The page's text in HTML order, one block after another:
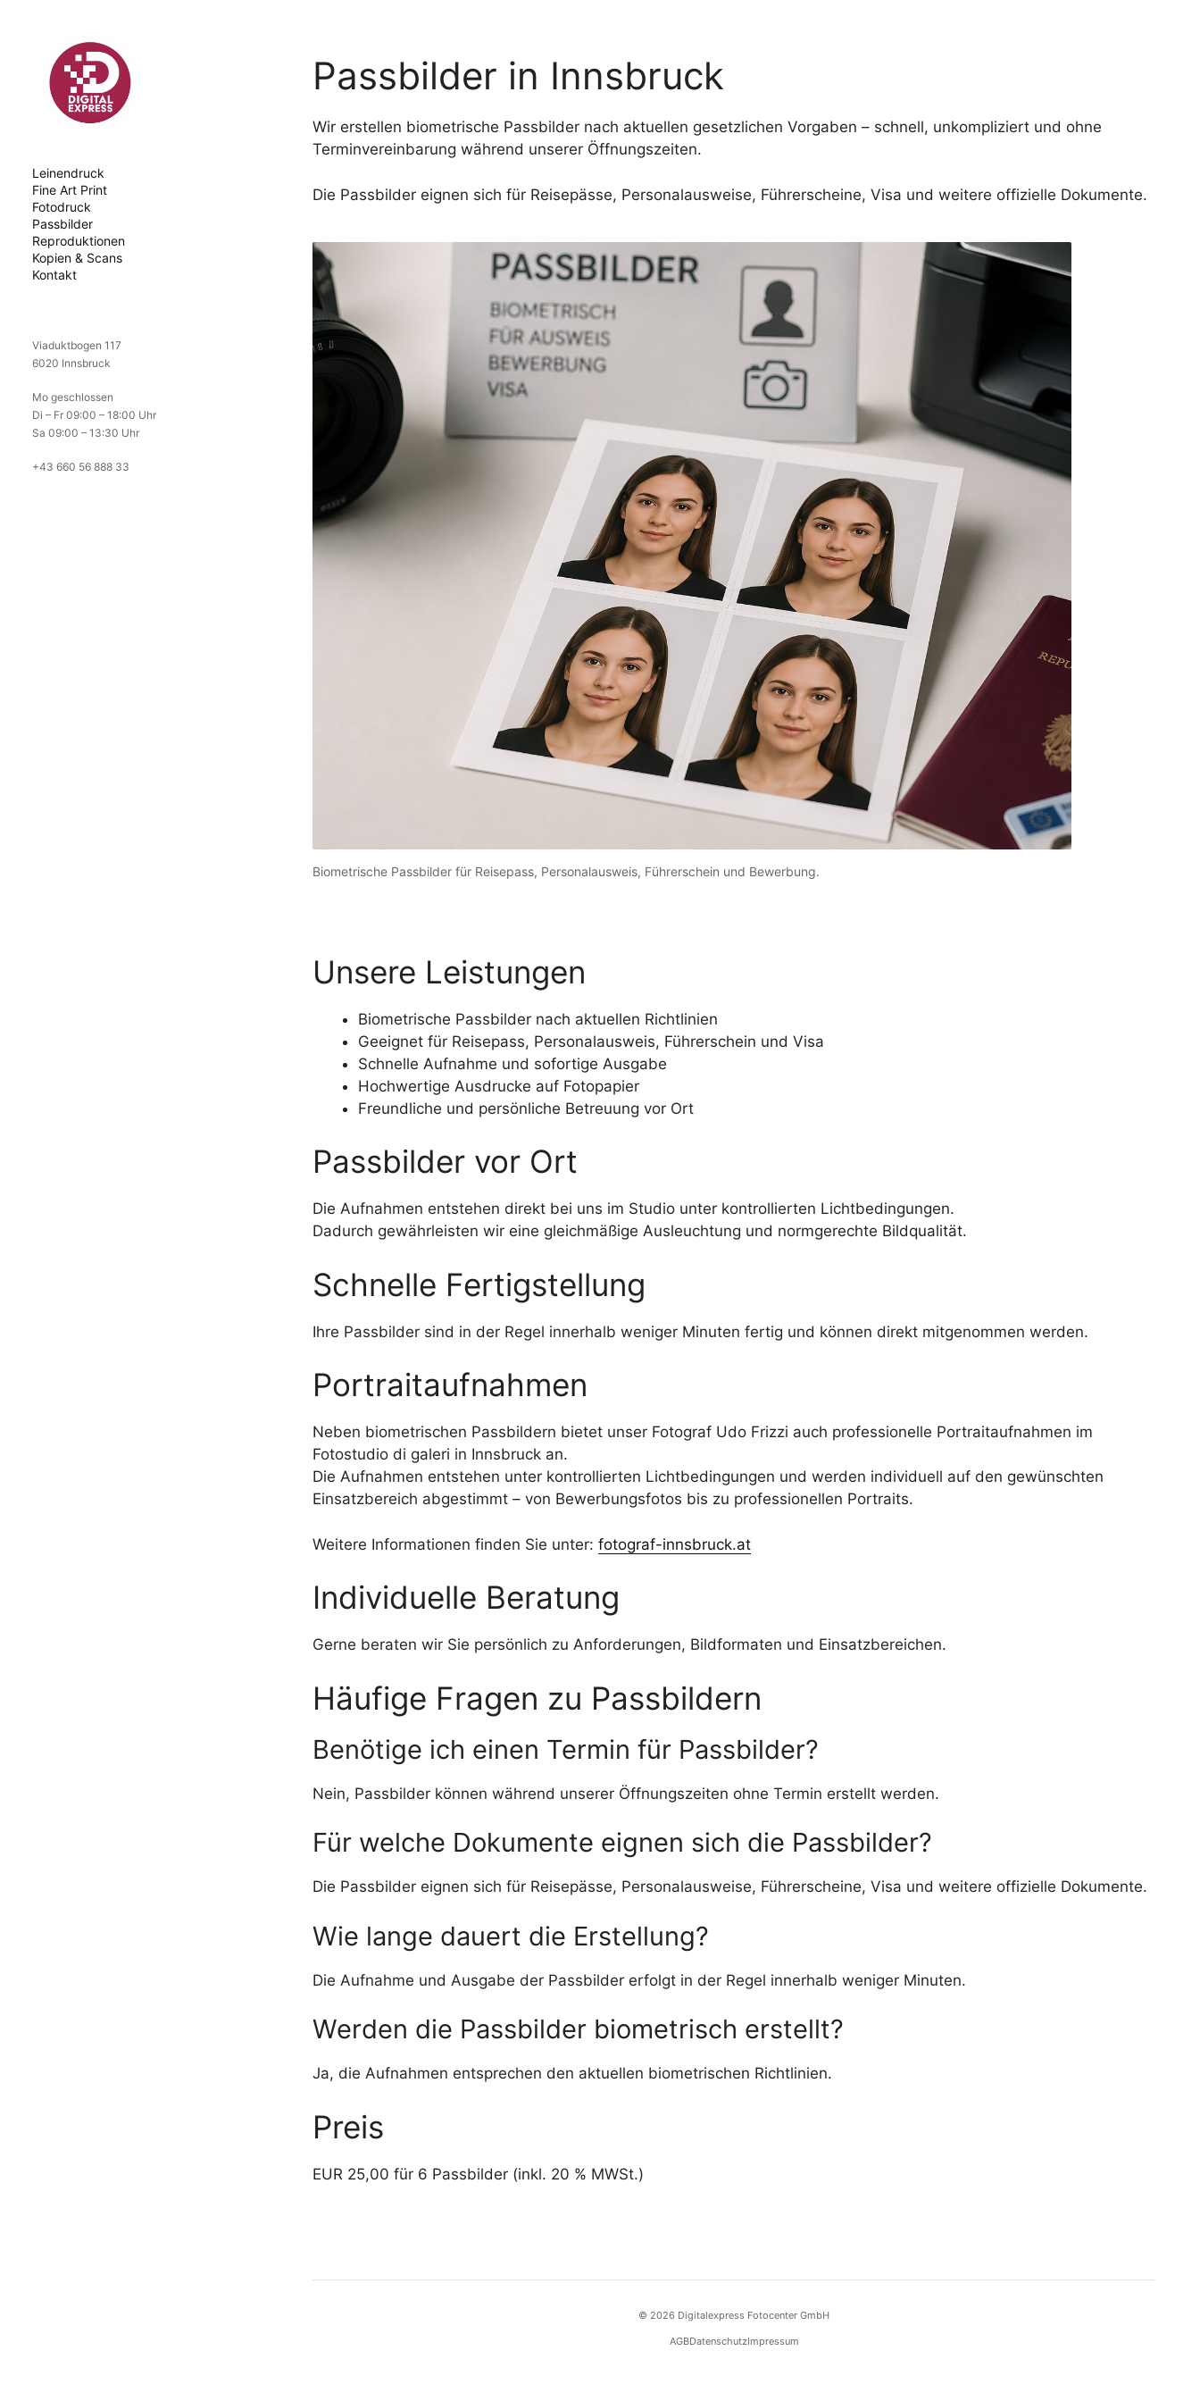
springen
Leinendruck
Fine Art Print
Fotodruck
Passbilder
Reproduktionen
Kopien & Scans
Kontakt
Viaduktbogen 117
6020 Innsbruck
Mo geschlossen
Di – Fr 09:00 – 18:00 Uhr
Sa 09:00 – 13:30 Uhr
+43 660 56 888 33
Passbilder in Innsbruck
Wir erstellen biometrische Passbilder nach aktuellen gesetzlichen Vorgaben – schnell, unkompliziert und ohne
Terminvereinbarung während unserer Öffnungszeiten.
Die Passbilder eignen sich für Reisepässe, Personalausweise, Führerscheine, Visa und weitere offizielle Dokumente.
Biometrische Passbilder für Reisepass, Personalausweis, Führerschein und Bewerbung.
Unsere Leistungen
Biometrische Passbilder nach aktuellen Richtlinien
Geeignet für Reisepass, Personalausweis, Führerschein und Visa
Schnelle Aufnahme und sofortige Ausgabe
Hochwertige Ausdrucke auf Fotopapier
Freundliche und persönliche Betreuung vor Ort
Passbilder vor Ort
Die Aufnahmen entstehen direkt bei uns im Studio unter kontrollierten Lichtbedingungen.
Dadurch gewährleisten wir eine gleichmäßige Ausleuchtung und normgerechte Bildqualität.
Schnelle Fertigstellung
Ihre Passbilder sind in der Regel innerhalb weniger Minuten fertig und können direkt mitgenommen werden.
Portraitaufnahmen
Neben biometrischen Passbildern bietet unser Fotograf Udo Frizzi auch professionelle Portraitaufnahmen im
Fotostudio di galeri in Innsbruck an.
Die Aufnahmen entstehen unter kontrollierten Lichtbedingungen und werden individuell auf den gewünschten
Einsatzbereich abgestimmt – von Bewerbungsfotos bis zu professionellen Portraits.
Weitere Informationen finden Sie unter: fotograf-innsbruck.at
Individuelle Beratung
Gerne beraten wir Sie persönlich zu Anforderungen, Bildformaten und Einsatzbereichen.
Häufige Fragen zu Passbildern
Benötige ich einen Termin für Passbilder?
Nein, Passbilder können während unserer Öffnungszeiten ohne Termin erstellt werden.
Für welche Dokumente eignen sich die Passbilder?
Die Passbilder eignen sich für Reisepässe, Personalausweise, Führerscheine, Visa und weitere offizielle Dokumente.
Wie lange dauert die Erstellung?
Die Aufnahme und Ausgabe der Passbilder erfolgt in der Regel innerhalb weniger Minuten.
Werden die Passbilder biometrisch erstellt?
Ja, die Aufnahmen entsprechen den aktuellen biometrischen Richtlinien.
Preis
EUR 25,00 für 6 Passbilder (inkl. 20 % MWSt.)
© 2026 Digitalexpress Fotocenter GmbH
AGBDatenschutzImpressum